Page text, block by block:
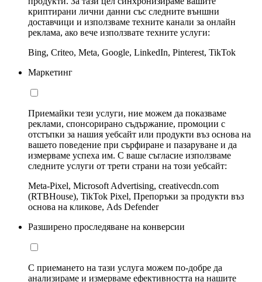
криптирани лични данни със следните външни
доставчици и използваме техните канали за онлайн
реклама, ако вече използвате техните услуги:
Bing, Criteo, Meta, Google, LinkedIn, Pinterest, TikTok
Маркетинг
Приемайки тези услуги, ние можем да показваме
реклами, спонсорирано съдържание, промоции с
отстъпки за нашия уебсайт или продукти въз основа на
вашето поведение при сърфиране и пазаруване и да
измерваме успеха им. С ваше съгласие използваме
следните услуги от трети страни на този уебсайт:
Meta-Pixel, Microsoft Advertising, creativecdn.com
(RTBHouse), TikTok Pixel, Препоръки за продукти въз
основа на кликове, Ads Defender
Разширено проследяване на конверсии
С приемането на тази услуга можем по-добре да
анализираме и измерваме ефективността на нашите